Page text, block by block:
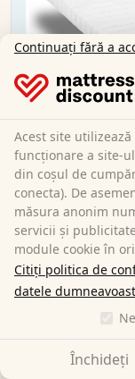
Saltea K10
Basic din
Continuați fără a
Acest site
funcționare a site-
din coșul de
conecta). De
măsura anonim
servicii și
module cookie în
Citiți politica de
datele
Închideți